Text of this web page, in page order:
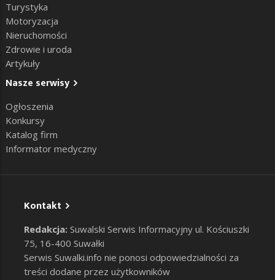
Turystyka
Motoryzacja
Nieruchomości
Zdrowie i uroda
Artykuły
Nasze serwisy
Ogłoszenia
Konkursy
Katalog firm
Informator medyczny
Kontakt
Redakcja: Suwalski Serwis Informacyjny ul. Kościuszki
75, 16-400 Suwałki
Serwis Suwalki.info nie ponosi odpowiedzialności za
treści dodane przez użytkowników